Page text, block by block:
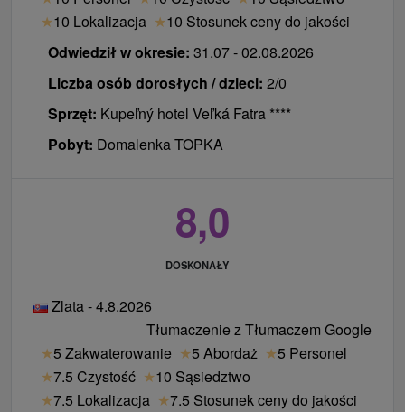
★10 Lokalizacja ★10 Stosunek ceny do jakości
Odwiedził w okresie: 31.07 - 02.08.2026
Liczba osób dorosłych / dzieci: 2/0
Sprzęt: Kupeľný hotel Veľká Fatra ****
Pobyt: Domalenka TOPKA
8,0
DOSKONAŁY
Zlata - 4.8.2026
Tłumaczenie z Tłumaczem Google
★5 Zakwaterowanie ★5 Abordaż ★5 Personel
★7.5 Czystość ★10 Sąsiedztwo
★7.5 Lokalizacja ★7.5 Stosunek ceny do jakości